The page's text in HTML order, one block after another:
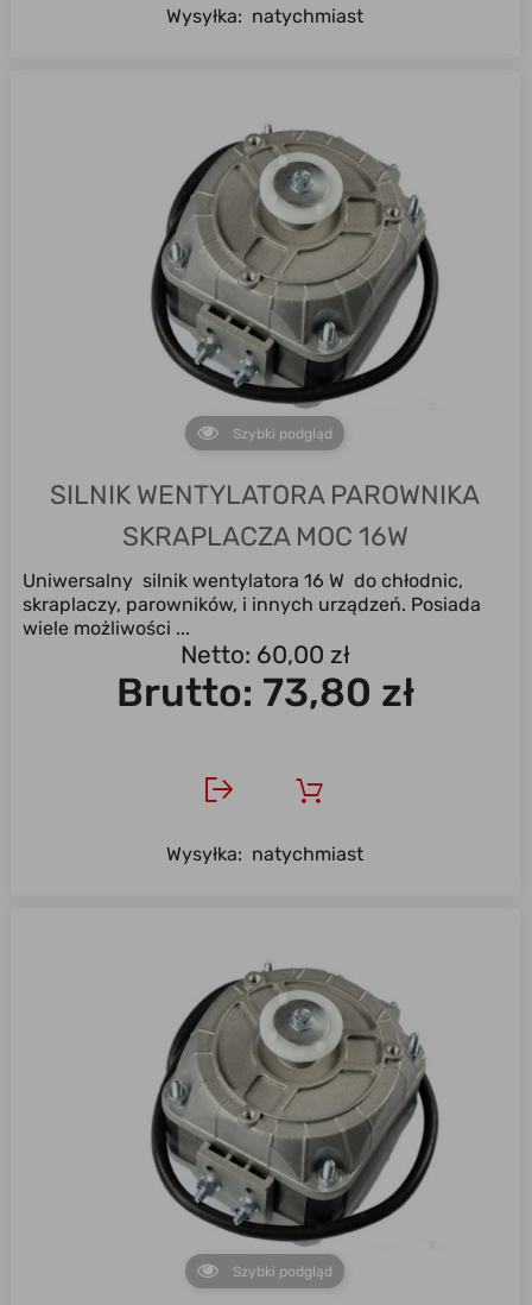
Wysyłka: natychmiast
Szybki podgląd
SILNIK WENTYLATORA PAROWNIKA
SKRAPLACZA MOC 16W
Uniwersalny silnik wentylatora 16 W do chłodnic,
skraplaczy, parowników, i innych urządzeń. Posiada
wiele możliwości ...
Netto: 60,00 zł
Brutto: 73,80 zł
Wysyłka: natychmiast
Szybki podgląd